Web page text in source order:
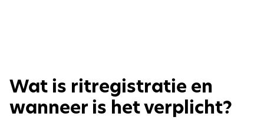
Wat is ritregistratie en
wanneer is het verplicht?